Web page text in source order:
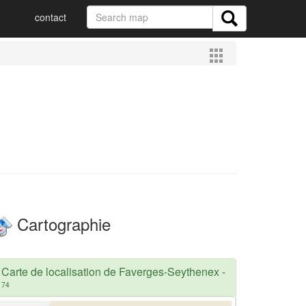
contact
Cartographie
Carte de localisation de Faverges-Seythenex-
74